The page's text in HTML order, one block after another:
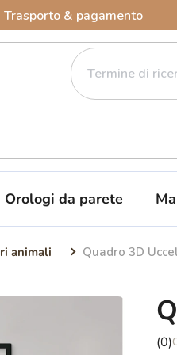
Trasporto & pagamento
Orologi da parete
animali Quadro 3D
La
(0)